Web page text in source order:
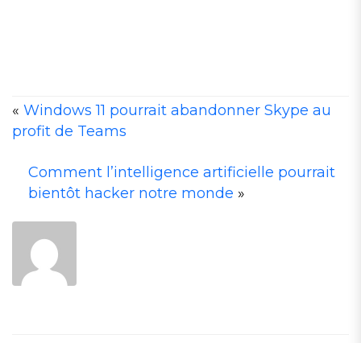
« Windows 11 pourrait abandonner Skype au
profit de Teams
Comment l’intelligence artificielle pourrait
bientôt hacker notre monde »